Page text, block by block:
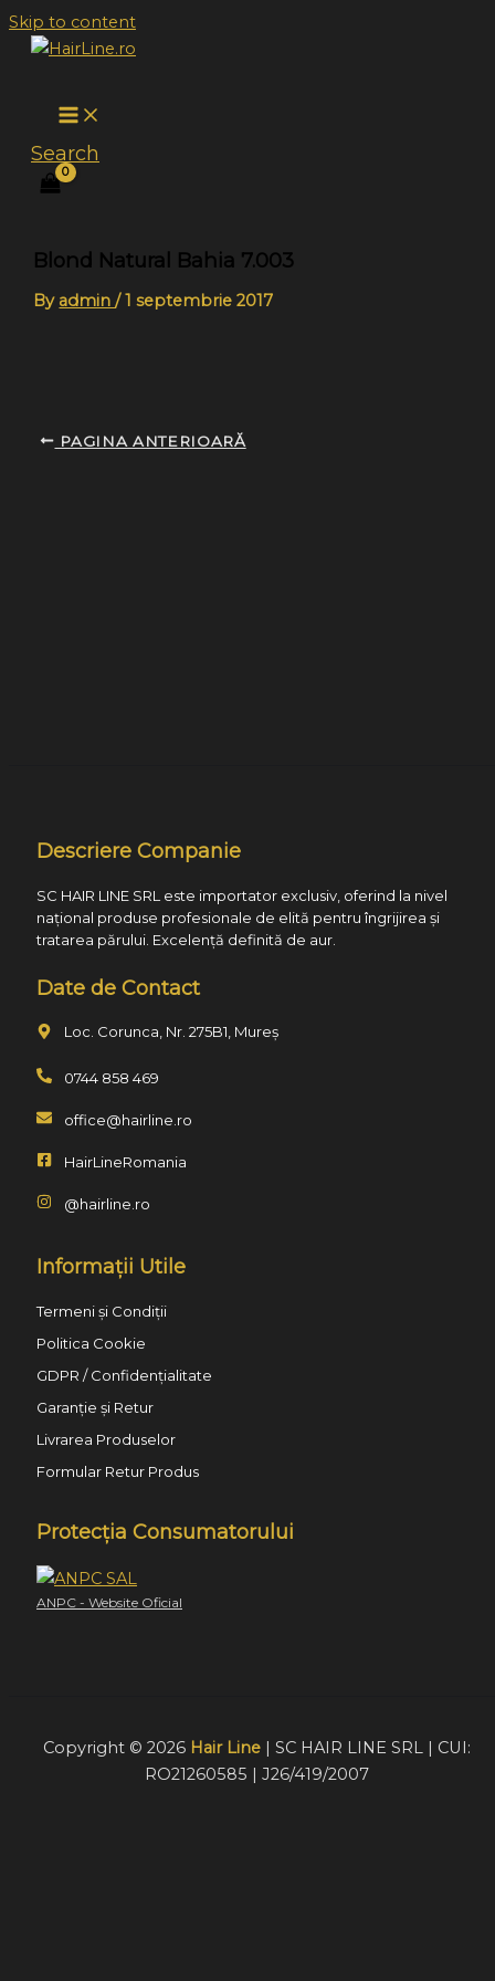
Skip to content
Search
Blond Natural Bahia 7.003
By admin/1 septembrie 2017
PAGINA ANTERIOARĂ
Descriere Companie
SC HAIR LINE SRL este importator exclusiv, oferind la nivel
național produse profesionale de elită pentru îngrijirea și
tratarea părului. Excelență definită de aur.
Date de Contact
Loc. Corunca, Nr. 275B1, Mureș
0744 858 469
office@hairline.ro
HairLineRomania
@hairline.ro
Informații Utile
Termeni și Condiții
Politica Cookie
GDPR / Confidențialitate
Garanție și Retur
Livrarea Produselor
Formular Retur Produs
Protecția Consumatorului
ANPC - Website Oficial
Copyright © 2026 Hair Line| SC HAIR LINE SRL | CUI:
RO21260585 | J26/419/2007